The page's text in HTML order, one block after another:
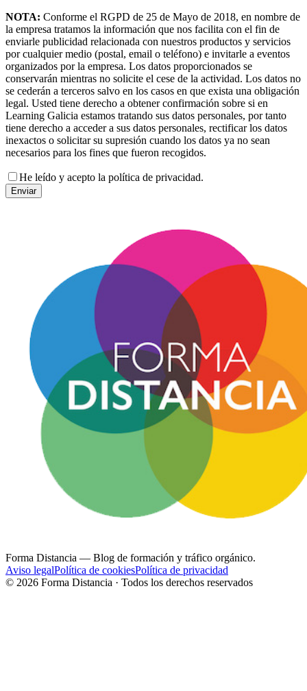
NOTA: Conforme el RGPD de 25 de Mayo de 2018, en nombre de
la empresa tratamos la información que nos facilita con el fin de
enviarle publicidad relacionada con nuestros productos y servicios
por cualquier medio (postal, email o teléfono) e invitarle a eventos
organizados por la empresa. Los datos proporcionados se
conservarán mientras no solicite el cese de la actividad. Los datos no
se cederán a terceros salvo en los casos en que exista una obligación
legal. Usted tiene derecho a obtener confirmación sobre si en
Learning Galicia estamos tratando sus datos personales, por tanto
tiene derecho a acceder a sus datos personales, rectificar los datos
inexactos o solicitar su supresión cuando los datos ya no sean
necesarios para los fines que fueron recogidos.
He leído y acepto la política de privacidad.
Enviar
Forma Distancia — Blog de formación y tráfico orgánico.
Aviso legalPolítica de cookiesPolítica de privacidad
© 2026 Forma Distancia · Todos los derechos reservados